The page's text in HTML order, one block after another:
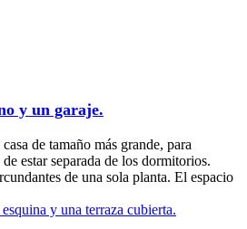
y un garaje.
de tamaño más grande, para
estar separada de los dormitorios.
de una sola planta. El espacio